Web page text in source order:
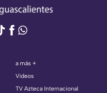
a más +
Videos
TV Azteca Internacional